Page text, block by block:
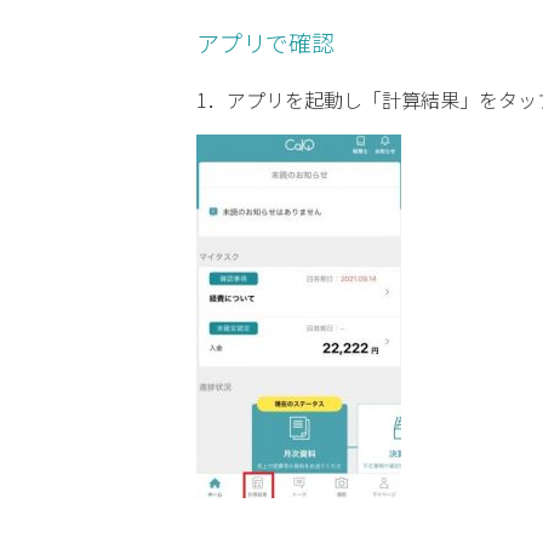
アプリで確認
1．アプリを起動し「計算結果」をタッ